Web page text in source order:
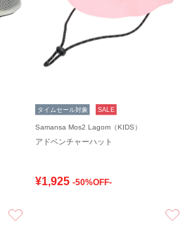
タイムセール対象 SALE
Samansa Mos2 Lagom（KIDS）
アドベンチャーハット
¥1,925 -50%OFF-